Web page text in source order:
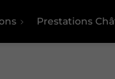
Prestations